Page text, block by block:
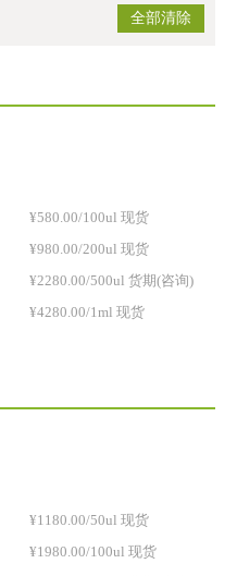
全部清除
¥580.00/100ul 现货
¥980.00/200ul 现货
¥2280.00/500ul 货期(咨询)
¥4280.00/1ml 现货
¥1180.00/50ul 现货
¥1980.00/100ul 现货